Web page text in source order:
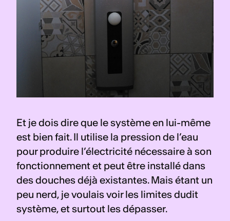
Et je dois dire que le système en lui-même
est bien fait. Il utilise la pression de l’eau
pour produire l’électricité nécessaire à son
fonctionnement et peut être installé dans
des douches déjà existantes. Mais étant un
peu nerd, je voulais voir les limites dudit
système, et surtout les dépasser.